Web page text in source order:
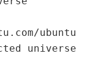
ubuntu
universe